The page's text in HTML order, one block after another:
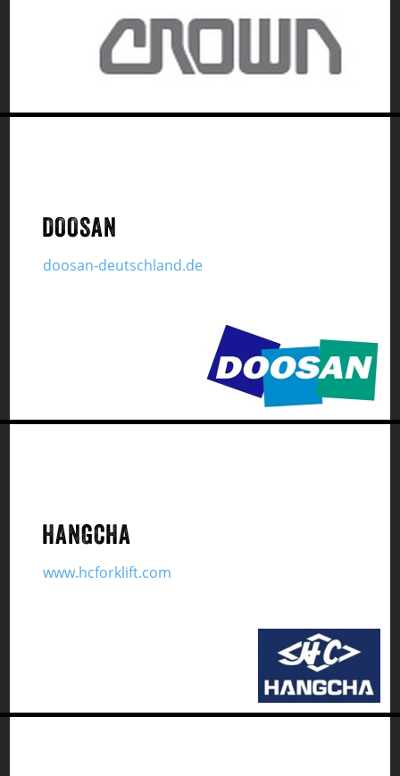
DOOSAN
doosan-deutschland.de
HANGCHA
www.hcforklift.com